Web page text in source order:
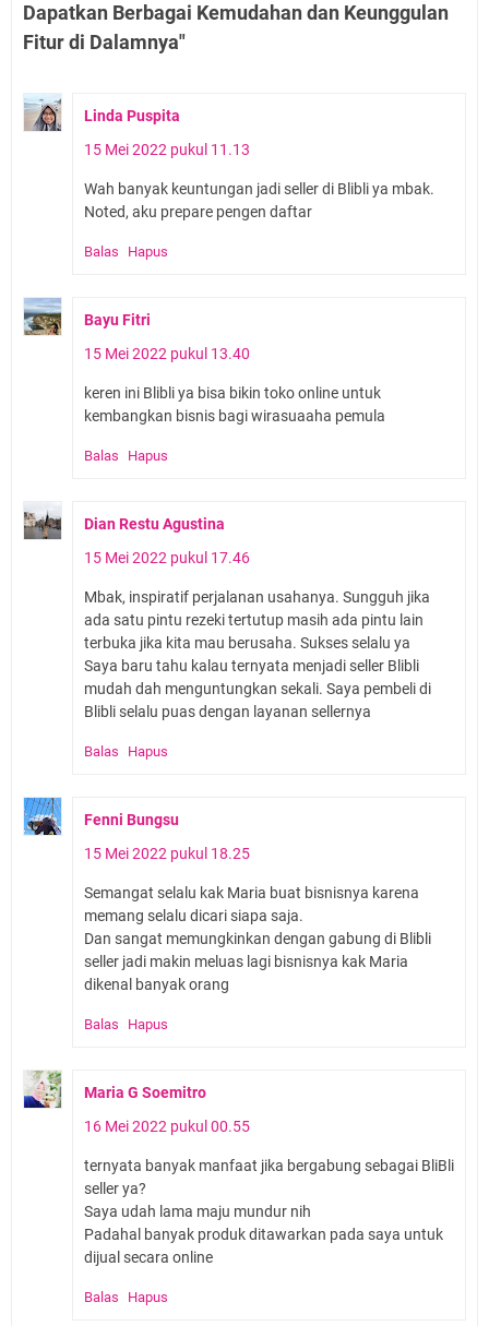
Dapatkan Berbagai Kemudahan dan Keunggulan
Fitur di Dalamnya"
Linda Puspita
15 Mei 2022 pukul 11.13
Wah banyak keuntungan jadi seller di Blibli ya mbak.
Noted, aku prepare pengen daftar
Balas Hapus
Bayu Fitri
15 Mei 2022 pukul 13.40
keren ini Blibli ya bisa bikin toko online untuk
kembangkan bisnis bagi wirasuaaha pemula
Balas Hapus
Dian Restu Agustina
15 Mei 2022 pukul 17.46
Mbak, inspiratif perjalanan usahanya. Sungguh jika
ada satu pintu rezeki tertutup masih ada pintu lain
terbuka jika kita mau berusaha. Sukses selalu ya
Saya baru tahu kalau ternyata menjadi seller Blibli
mudah dah menguntungkan sekali. Saya pembeli di
Blibli selalu puas dengan layanan sellernya
Balas Hapus
Fenni Bungsu
15 Mei 2022 pukul 18.25
Semangat selalu kak Maria buat bisnisnya karena
memang selalu dicari siapa saja.
Dan sangat memungkinkan dengan gabung di Blibli
seller jadi makin meluas lagi bisnisnya kak Maria
dikenal banyak orang
Balas Hapus
Maria G Soemitro
16 Mei 2022 pukul 00.55
ternyata banyak manfaat jika bergabung sebagai BliBli
seller ya?
Saya udah lama maju mundur nih
Padahal banyak produk ditawarkan pada saya untuk
dijual secara online
Balas Hapus